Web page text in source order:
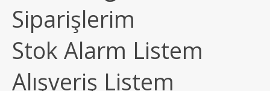
Siparişlerim
Stok Alarm Listem
Alışveriş Listem